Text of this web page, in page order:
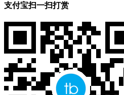
支付宝扫一扫打赏